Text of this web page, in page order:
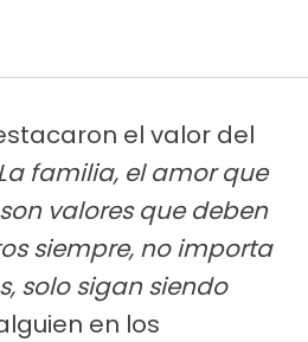
el valor del
familia, el amor que
valores que deben
siempre, no importa
solo sigan siendo
en los